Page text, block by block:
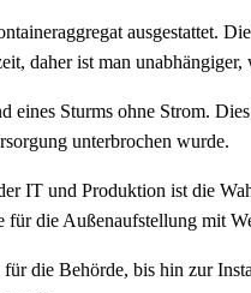
ausgestattet.
daher ist man
Sturms ohne Strom.
unterbrochen wurde.
IT und Produktion ist die
die Außenaufstellung mit
die Behörde, bis hin zur